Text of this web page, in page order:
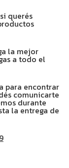
querés
la mejor
a todo el
para encontrar
comunicarte
durante
la entrega de